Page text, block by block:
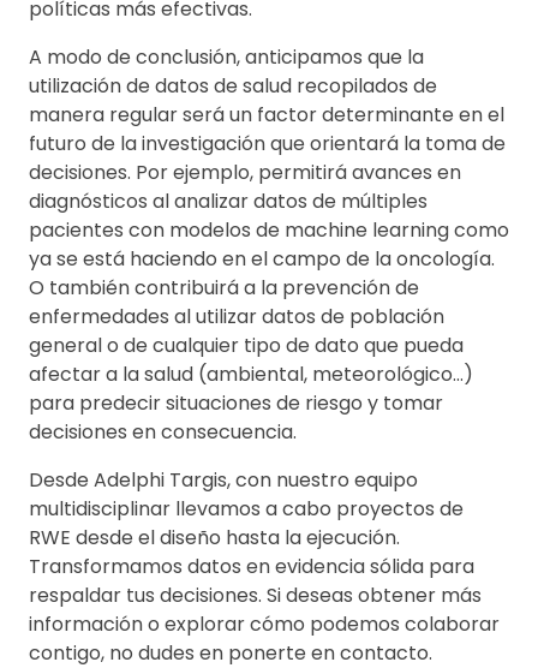
políticas más efectivas.
A modo de conclusión, anticipamos que la
utilización de datos de salud recopilados de
manera regular será un factor determinante en el
futuro de la investigación que orientará la toma de
decisiones. Por ejemplo, permitirá avances en
diagnósticos al analizar datos de múltiples
pacientes con modelos de machine learning como
ya se está haciendo en el campo de la oncología.
O también contribuirá a la prevención de
enfermedades al utilizar datos de población
general o de cualquier tipo de dato que pueda
afectar a la salud (ambiental, meteorológico…)
para predecir situaciones de riesgo y tomar
decisiones en consecuencia.
Desde Adelphi Targis, con nuestro equipo
multidisciplinar llevamos a cabo proyectos de
RWE desde el diseño hasta la ejecución.
Transformamos datos en evidencia sólida para
respaldar tus decisiones. Si deseas obtener más
información o explorar cómo podemos colaborar
contigo, no dudes en ponerte en contacto.